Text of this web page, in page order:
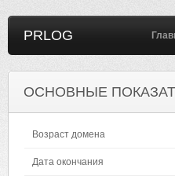
PRLOG
ОСНОВНЫЕ
Возраст домена
Дата окончания